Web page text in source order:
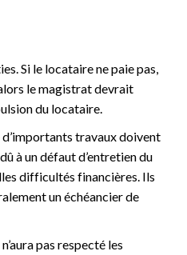
Si le locataire ne paie pas,
alors le magistrat devrait
du locataire.
d’importants travaux doivent
à un défaut d’entretien du
difficultés financières. Ils
un échéancier de
pas respecté les